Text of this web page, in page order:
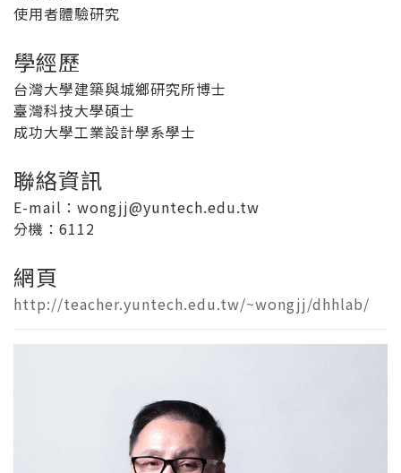
使用者體驗研究
學經歷
台灣大學建築與城鄉研究所博士
臺灣科技大學碩士
成功大學工業設計學系學士
聯絡資訊
E-mail：wongjj@yuntech.edu.tw
分機 ：6112
網頁
http://teacher.yuntech.edu.tw/~wongjj/dhhlab/